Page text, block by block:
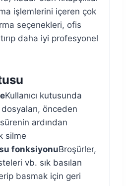
işlemlerini içeren çok
seçenekleri, ofis
daha iyi profesyonel
Kullanıcı kutusunda
dosyaları, önceden
ardından
silme
fonksiyonuBroşürler,
vb. sık basılan
basmak için geri